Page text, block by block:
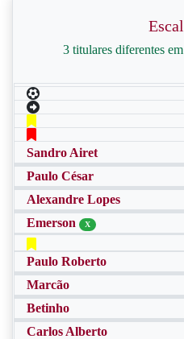
3 titulares diferentes
Sandro Airet
Paulo César
Alexandre Lopes
Emerson
X
Paulo Roberto
Marcão
Betinho
Carlos Alberto